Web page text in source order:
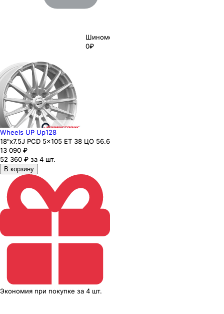
Шиномонтаж
0₽
Wheels UP Up128
18"x7.5J PCD 5x105 ЕТ 38 ЦО 56.6
13 090 ₽
52 360 ₽ за 4 шт.
В корзину
Экономия при покупке за 4 шт.